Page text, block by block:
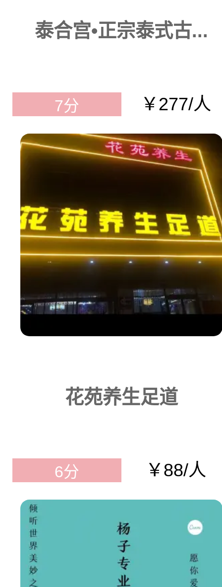
泰合宫•正宗泰式古...
7分 ￥277/人
花苑养生足道
6分 ￥88/人